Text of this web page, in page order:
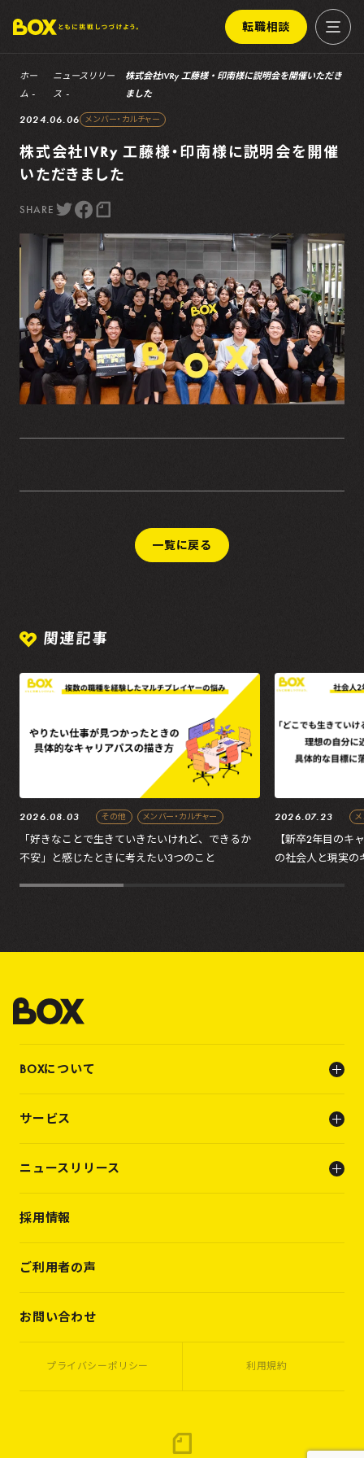
転職相談
ホー
ム
ニュースリリー
ス
株式会社IVRy 工藤様・印南様に説明会を開催いただき
ました
2024.06.06 メンバー・カルチャー
株式会社IVRy 工藤様・印南様に説明会を開催
いただきました
SHARE
一覧に戻る
関連記事
2026.08.03 その他 メンバー・カルチャー
「好きなことで生きていきたいけれど、できるか
不安」と感じたときに考えたい3つのこと
2026.07.23
【新卒2年目のキ
の社会人と現実の
BOXについて
ビジョン
サービス
キャリアビルディング支援（転職支援）
ニュースリリース
PRESS RELEASE
VOICES
CASES
採用情報
ご利用者の声
お問い合わせ
プライバシーポリシー 利用規約